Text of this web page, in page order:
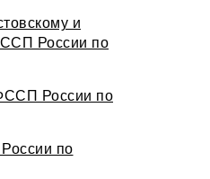
и
России по
России по
по